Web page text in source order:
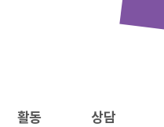
활동 상담